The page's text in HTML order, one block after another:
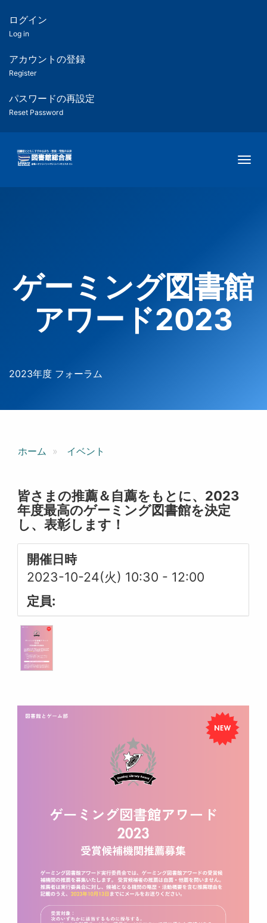
ツ
匿
名
ユ
ー
ー
用
メ
ログイン
Log in
アカウントの登録
Register
パスワードの再設定
Reset Password
ゲーミング図書館
アワード2023
2023年度 フォーラム
ホーム イベント
皆さまの推薦＆自薦をもとに、2023
年度最高のゲーミング図書館を決定
し、表彰します！
開催日時
2023-10-24(火) 10:30 - 12:00
定員: